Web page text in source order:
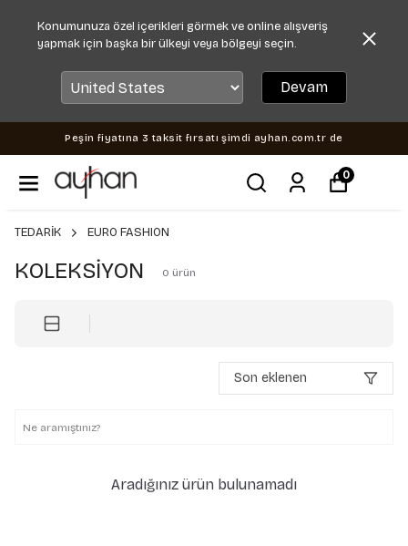
Konumunuza özel içerikleri görmek ve online alışveriş
yapmak için başka bir ülkeyi veya bölgeyi seçin.
Devam
Peşin fiyatına 3 taksit fırsatı şimdi ayhan.com.tr de
0
TEDARİK EURO FASHION
KOLEKSİYON 0 ürün
Son eklenen
Aradığınız ürün bulunamadı